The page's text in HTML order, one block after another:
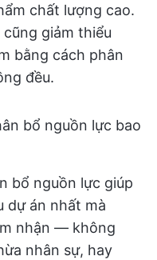
chất lượng cao.
giảm thiểu
bằng cách phân
đều.
bổ nguồn lực bao
bổ nguồn lực giúp
dự án nhất mà
nhận — không
nhân sự, hay